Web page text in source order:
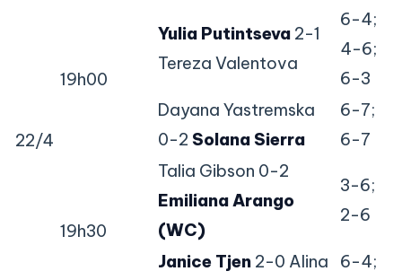
22/4
19h00
Yulia Putintseva 2-1
Tereza Valentova
6-4;
4-6;
6-3
Dayana Yastremska
0-2 Solana Sierra
6-7;
6-7
19h30
Talia Gibson 0-2
Emiliana Arango
(WC)
3-6;
2-6
Janice Tjen 2-0 Alina
6-4;